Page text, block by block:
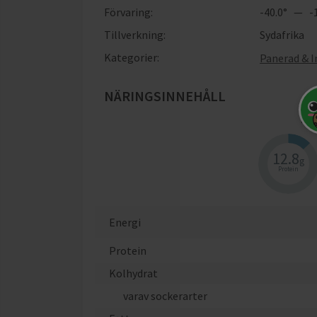
Förvaring:
-40.0° — -
Tillverkning:
Sydafrika
Kategorier:
Panerad &
NÄRINGSINNEHÅLL
12.8g
Protein
Energi
Protein
Kolhydrat
varav sockerarter